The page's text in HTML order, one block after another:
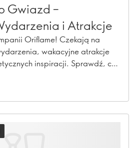
Gwiazd –
i Atrakcje
Oriflame! Czekają na
wakacyjne atrakcje
inspiracji. Sprawdź, co